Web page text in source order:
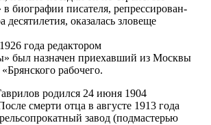
в биографии писателя, репрессирован-
десятилетия, оказалась зловеще
года редактором
был назначен приехавший из Москвы
рабочего.
родился 24 июня 1904
смерти отца в августе 1913 года
завод (подмастерью